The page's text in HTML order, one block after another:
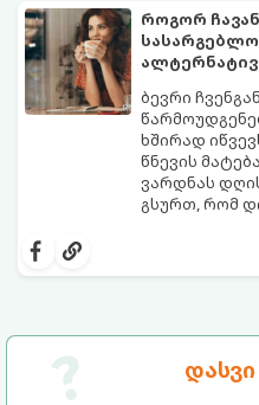
გამოწვევად
აქციოთ.
როგორ
ბევრი
ხშირად
წნევის
ვარდნას
გსურთ, რომ
თქვენთვის